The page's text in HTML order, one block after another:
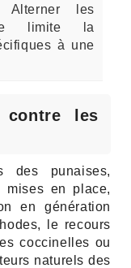
Alterner les
limite la
à une
les
des punaises,
mises en place,
en génération
le recours
coccinelles ou
naturels des